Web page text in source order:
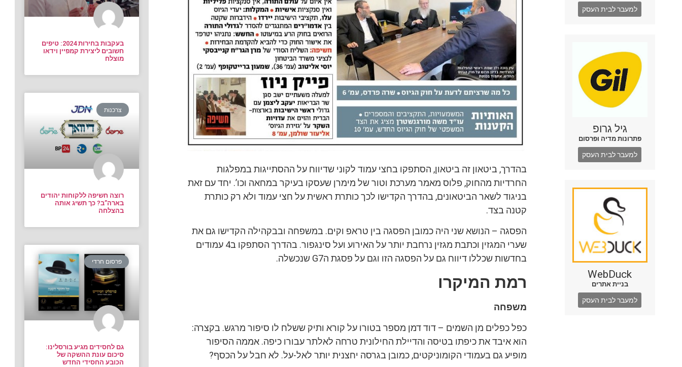
למעבר לבית העסק
גיל גרופ
פתרונות מדיה ופרסום
למעבר לבית העסק
WebDuck
בניית אתרים
למעבר לבית העסק
בהדרך, ביטאון זה ביטאון, הסתפקו בחצי עמוד לקוני שדיווח על ההסתייגות במפלגות
החרדיות מהחוק, פלוס מאמר מערכת וטור של מימרן שעסקו בעיקר במחאה וכו’. יחד עם זאת
בניגוד לשאר הביטאונים, בהדרך הקדישו לכך כותרת ראשית על חצי עמוד ולא רק כותרת
קטנה בצד.
הפסגה – הנושא שני היה כמובן הפסגה בין טראפ וקים. במשפחה ובבקהילה הקדישו גם את
שערי המגזין וכתבת מגזין נרחבת יותר על האירוע ועל סינגפור. בהדרך הסתפקו ב4 עמודים
בחדשות שכללו דיווח גם על הפסגה הזו וגם על פסגת הG7 שנכשלה.
רמת המיקרו
משפחה
כפל כפלים מן השמים – דוד דמן מספר בטורו על קורא ותיק ששלח לו סיפור מרגש. בקצרה:
הוא איבד את כיפתו בטיסה והדיילת החילונית טרחה לאלתר עבורו כיפה. אממה הסיפור
מופיע גם בעמודי הקומוניקטים, כמובן בגרסה יחצנית יותר לאל-על. לא חבל על הכסף?
בעקבות בחירות 2024: טיפים
חשובים ליצירת קמפיין וידאו
מוצלח
צרכנות
רוצה חשיפה ללקוחות יהודים
בארה”ב? כך תשיג אותה
בהצלחה
פרסום חרדי
גם לחסידים מגיע בורסלינו:
סיכום עונת ההשקה של
הכובע החסידי החדש